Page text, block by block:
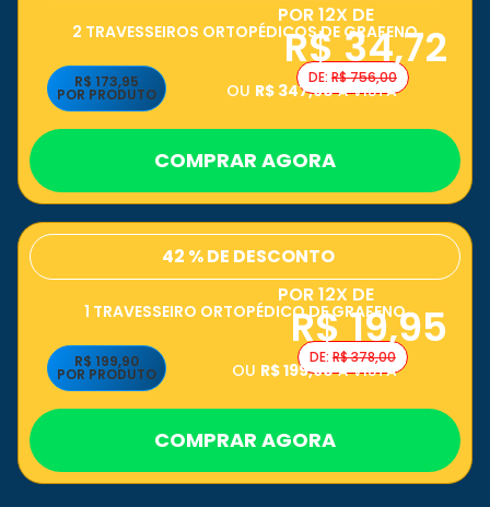
2 TRAVESSEIROS ORTOPÉDICOS DE GRAFENO
DE: R$ 756,00
POR 12X DE
R$ 34,72
OU R$ 347,90À VISTA
R$ 173,95
POR PRODUTO
COMPRAR AGORA
42 % DE DESCONTO
1 TRAVESSEIRO ORTOPÉDICO DE GRAFENO
DE: R$ 378,00
POR 12X DE
R$ 19,95
OU R$ 199,90À VISTA
R$ 199,90
POR PRODUTO
COMPRAR AGORA